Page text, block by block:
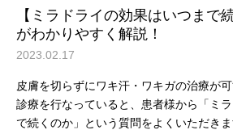
【ミラドライの効果はいつまで
がわかりやすく解説！
2023.02.17
皮膚を切らずにワキ汗・ワキガの治療が可
診療を行なっていると、患者様から「ミ
で続くのか」という質問をよくいただきま